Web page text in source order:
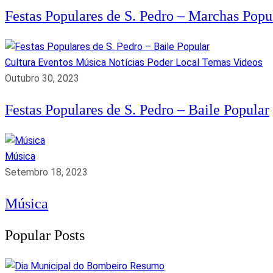
Festas Populares de S. Pedro – Marchas
Cultura Eventos Música Notícias Poder Local Temas Videos
Outubro 30, 2023
Festas Populares de S. Pedro – Baile Popular
Música
Setembro 18, 2023
Música
Popular Posts